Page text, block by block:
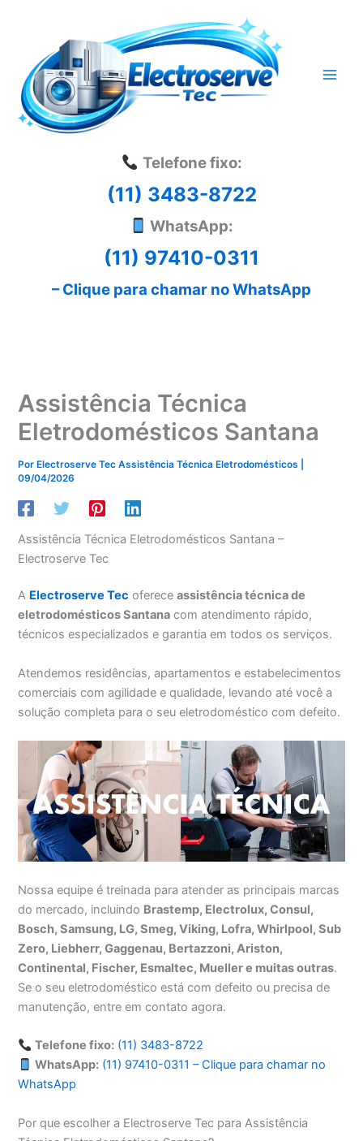
conteúdo
Telefone fixo:
(11) 3483-8722
WhatsApp:
(11) 97410-0311
– Clique para chamar no WhatsApp
Assistência Técnica
Eletrodomésticos Santana
Por Electroserve Tec Assistência Técnica Eletrodomésticos
09/04/2026
Assistência Técnica Eletrodomésticos Santana –
Electroserve Tec
A Electroserve Tec ofereceassistência técnica de
eletrodomésticos Santana com atendimento rápido,
técnicos especializados e garantia em todos os serviços.
Atendemos residências, apartamentos e estabelecimentos
comerciais com agilidade e qualidade, levando até você a
solução completa para o seu eletrodoméstico com defeito.
Nossa equipe é treinada para atender as principais marcas
do mercado, incluindo Brastemp, Electrolux, Consul,
Bosch, Samsung, LG, Smeg, Viking, Lofra, Whirlpool, Sub
Zero, Liebherr, Gaggenau, Bertazzoni, Ariston,
Continental, Fischer, Esmaltec, Mueller e muitas outras.
Se o seu eletrodoméstico está com defeito ou precisa de
manutenção, entre em contato agora.
Telefone fixo: (11) 3483-8722
WhatsApp: (11) 97410-0311 – Clique para chamar no
WhatsApp
Por que escolher a Electroserve Tec para Assistência